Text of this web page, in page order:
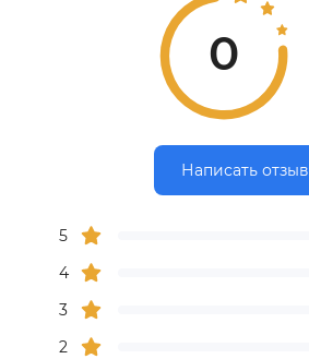
0
Написать отзыв
5
4
3
2